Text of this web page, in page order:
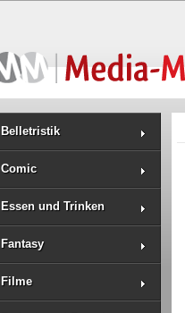
Belletristik
Comic
Essen und Trinken
Fantasy
Filme